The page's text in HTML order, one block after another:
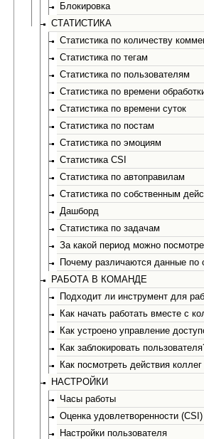
Блокировка
СТАТИСТИКА
Статистика по количеству
Статистика по тегам
Статистика по пользователям
Статистика по времени
Статистика по времени суток
Статистика по постам
Статистика по эмоциям
Статистика CSI
Статистика по автоправилам
Статистика по собственным
Дашборд
Статистика по задачам
За какой период можно
Почему различаются данные по
РАБОТА В КОМАНДЕ
Подходит ли инструмент для
Как начать работать вместе с
Как устроено управление
Как заблокировать
Как посмотреть действия
НАСТРОЙКИ
Часы работы
Оценка удовлетворенности (CSI)
Настройки пользователя